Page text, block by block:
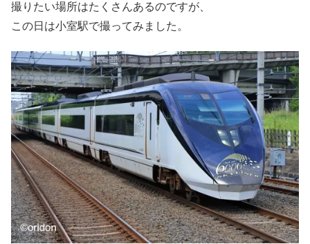
撮りたい場所はたくさんあるのですが、
この日は小室駅で撮ってみました。